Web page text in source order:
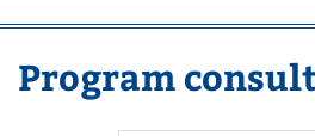
Program